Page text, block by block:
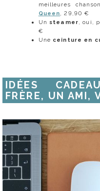
meilleures
Queen, 29,90 €
Unsteamer, oui,
€
Une ceinture en
IDÉES
FRÈRE, UN AMI,